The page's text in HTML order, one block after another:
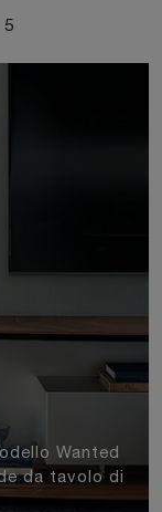
5
Wanted
da tavolo di